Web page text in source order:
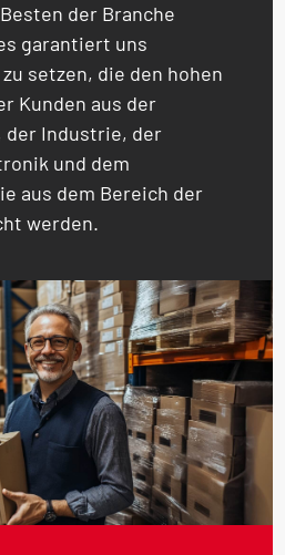
der Branche
garantiert uns
setzen, die den hohen
Kunden aus der
der Industrie, der
und dem
aus dem Bereich der
werden.